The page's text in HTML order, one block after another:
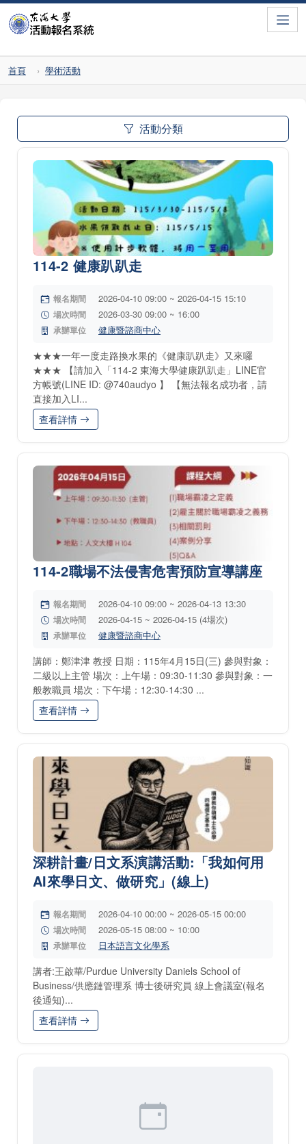
首頁 學術活動
活動分類
114-2 健康趴趴走
報名期間 2026-04-10 09:00 ~ 2026-04-15 15:10
場次時間 2026-03-30 09:00 ~ 16:00
承辦單位 健康暨諮商中心
★★★一年一度走路換水果的《健康趴趴走》又來囉
★★★ 【請加入「114-2 東海大學健康趴趴走」LINE官
方帳號(LINE ID: @740audyo 】 【無法報名成功者，請
直接加入LI...
查看詳情
114-2職場不法侵害危害預防宣導講座
報名期間 2026-04-10 09:00 ~ 2026-04-13 13:30
場次時間 2026-04-15 ~ 2026-04-15 (4場次)
承辦單位 健康暨諮商中心
講師：鄭津津 教授 日期：115年4月15日(三) 參與對象：
二級以上主管 場次：上午場：09:30-11:30 參與對象：一
般教職員 場次：下午場：12:30-14:30 ...
查看詳情
深耕計畫/日文系演講活動:「我如何用
AI來學日文、做研究」(線上)
報名期間 2026-04-10 00:00 ~ 2026-05-15 00:00
場次時間 2026-05-15 08:00 ~ 10:00
承辦單位 日本語言文化學系
講者:王啟華/Purdue University Daniels School of
Business/供應鏈管理系 博士後研究員 線上會議室(報名
後通知)...
查看詳情